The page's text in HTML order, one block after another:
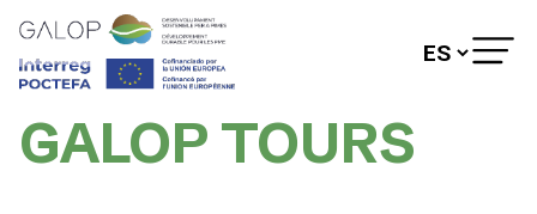
GALOP
ACCIONES
GALOP TOURS